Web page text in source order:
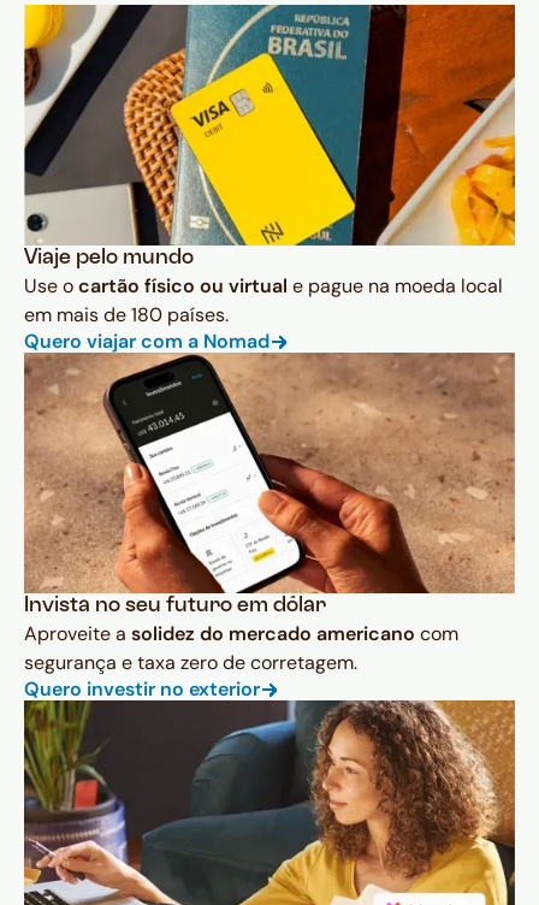
Viaje pelo mundo
Use ocartão físico ou virtual e pague na moeda local
em mais de 180 países.
Quero viajar com a Nomad
Invista no seu futuro em dólar
Aproveite a solidez do mercado americano com
segurança e taxa zero de corretagem.
Quero investir no exterior